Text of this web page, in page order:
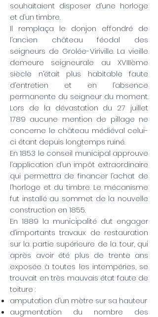
souhaitaient disposer d’une horloge
et d’un timbre.
Il remplaça le donjon effondré de
l’ancien château féodal des
seigneurs de Grolée-Viriville. La vieille
demeure seigneurale au XVIIIème
siècle n’était plus habitable faute
d’entretien et en l’absence
permanente du seigneur du moment.
Lors de la dévastation du 27 juillet
1789 aucune mention de pillage ne
concerne le château médiéval celui-
ci étant depuis longtemps ruiné.
En 1853 le conseil municipal approuve
l’application d’un impôt extraordinaire
qui permettra de financer l’achat de
l’horloge et du timbre. Le mécanisme
fut installé au sommet de la nouvelle
construction en 1855.
En 1889 la municipalité dut engager
d’importants travaux de restauration
sur la partie supérieure de la tour, qui
après avoir été plus de trente ans
exposée à toutes les intempéries, se
trouvait en très mauvais état faute de
toiture :
amputation d’un mètre sur sa hauteur
augmentation du nombre des